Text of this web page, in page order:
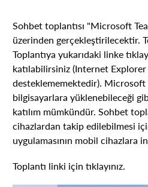
Sohbet toplantısı "Microsoft
üzerinden gerçekleştirilecektir.
Toplantıya yukarıdaki linke
katılabilirsiniz (Internet Explorer
desteklememektedir). Microsoft
bilgisayarlara yüklenebileceği
katılım mümkündür. Sohbet
cihazlardan takip edilebilmesi
uygulamasının mobil cihazlara
Toplantı linki için tıklayınız.